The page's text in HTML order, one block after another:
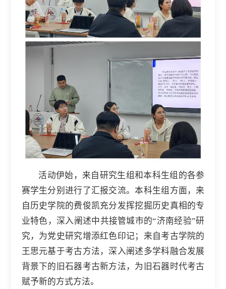
活动伊始，来自研究生组和本科生组的各参
赛学生分别进行了汇报交流。本科生组方面，来
自历史学院的费俊凯充分发挥挖掘历史真相的专
业特色，深入阐述中共接管城市的“济南经验”研
究，为党史研究增添红色印记；来自考古学院的
王思元基于考古方法，深入阐述多学科融合发展
背景下的旧石器考古新方法，为旧石器时代考古
赋予新的方式方法。